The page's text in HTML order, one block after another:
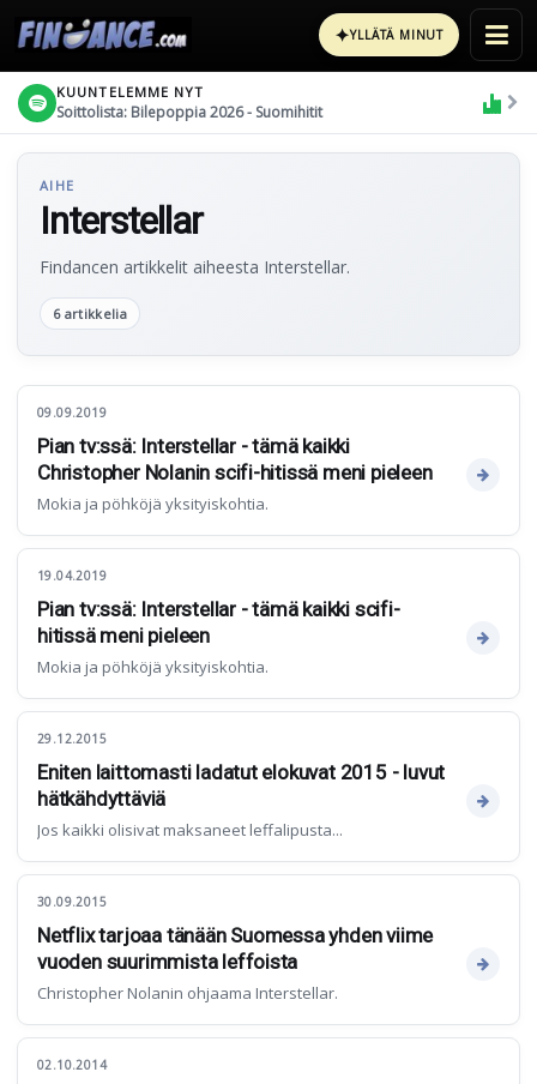
✦YLLÄTÄ MINUT
KUUNTELEMME NYT
Soittolista: Bilepoppia 2026 - Suomihitit
AIHE
Interstellar
Findancen artikkelit aiheesta Interstellar.
6 artikkelia
09.09.2019
Pian tv:ssä: Interstellar - tämä kaikki
Christopher Nolanin scifi-hitissä meni pieleen
Mokia ja pöhköjä yksityiskohtia.
19.04.2019
Pian tv:ssä: Interstellar - tämä kaikki scifi-
hitissä meni pieleen
Mokia ja pöhköjä yksityiskohtia.
29.12.2015
Eniten laittomasti ladatut elokuvat 2015 - luvut
hätkähdyttäviä
Jos kaikki olisivat maksaneet leffalipusta...
30.09.2015
Netflix tarjoaa tänään Suomessa yhden viime
vuoden suurimmista leffoista
Christopher Nolanin ohjaama Interstellar.
02.10.2014